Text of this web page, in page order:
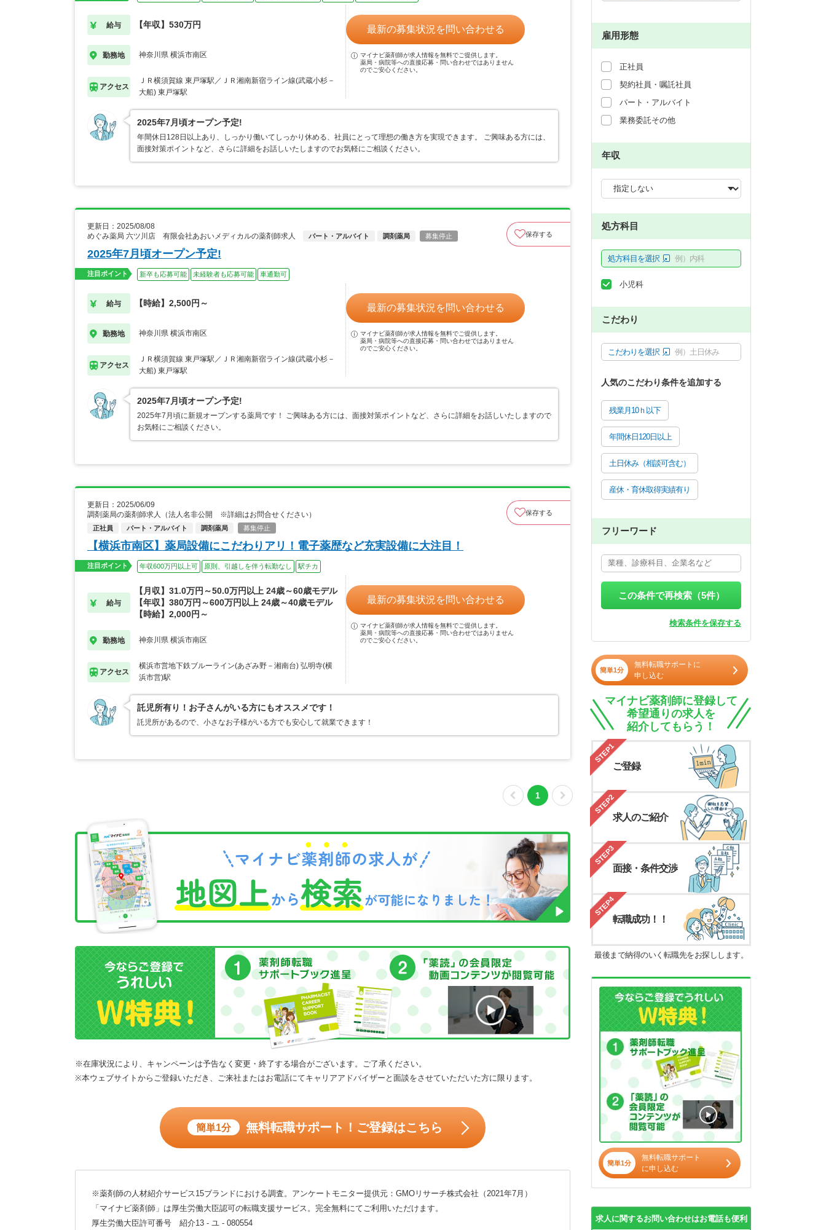
給与 【年収】530万円
勤務地 神奈川県 横浜市南区
アクセス
ＪＲ横須賀線 東戸塚駅／ＪＲ湘南新宿ライン線(武蔵小杉－
大船) 東戸塚駅
最新の募集状況を問い合わせる
マイナビ薬剤師が求人情報を無料でご提供します。
薬局・病院等への直接応募・問い合わせではありません
のでご安心ください。
2025年7月頃オープン予定!
年間休日128日以上あり、しっかり働いてしっかり休める、社員にとって理想の働き方を実現できます。 ご興味ある方には、
面接対策ポイントなど、さらに詳細をお話しいたしますのでお気軽にご相談ください。
更新日：2025/08/08
めぐみ薬局 六ツ川店 有限会社あおいメディカルの薬剤師求人
パート・アルバイト 調剤薬局 募集停止 保存する
2025年7月頃オープン予定!
注目ポイント 新卒も応募可能 未経験者も応募可能 車通勤可
給与 【時給】2,500円～
勤務地 神奈川県 横浜市南区
アクセス
ＪＲ横須賀線 東戸塚駅／ＪＲ湘南新宿ライン線(武蔵小杉－
大船) 東戸塚駅
最新の募集状況を問い合わせる
マイナビ薬剤師が求人情報を無料でご提供します。
薬局・病院等への直接応募・問い合わせではありません
のでご安心ください。
2025年7月頃オープン予定!
2025年7月頃に新規オープンする薬局です！ ご興味ある方には、面接対策ポイントなど、さらに詳細をお話しいたしますので
お気軽にご相談ください。
更新日：2025/06/09
調剤薬局の薬剤師求人（法人名非公開 ※詳細はお問合せください）
正社員 パート・アルバイト 調剤薬局 募集停止
保存する
【横浜市南区】薬局設備にこだわりアリ！電子薬歴など充実設備に大注目！
注目ポイント 年収600万円以上可 原則、引越しを伴う転勤なし 駅チカ
給与
【月収】31.0万円～50.0万円以上 24歳～60歳モデル
【年収】380万円～600万円以上 24歳～40歳モデル
【時給】2,000円～
勤務地 神奈川県 横浜市南区
アクセス
横浜市営地下鉄ブルーライン(あざみ野－湘南台) 弘明寺(横
浜市営)駅
最新の募集状況を問い合わせる
マイナビ薬剤師が求人情報を無料でご提供します。
薬局・病院等への直接応募・問い合わせではありません
のでご安心ください。
託児所有り！お子さんがいる方にもオススメです！
託児所があるので、小さなお子様がいる方でも安心して就業できます！
1
※在庫状況により、キャンペーンは予告なく変更・終了する場合がございます。ご了承ください。
※本ウェブサイトからご登録いただき、ご来社またはお電話にてキャリアアドバイザーと面談をさせていただいた方に限ります。
簡単1分 無料転職サポート！ご登録はこちら
※薬剤師の人材紹介サービス15ブランドにおける調査。アンケートモニター提供元：GMOリサーチ株式会社（2021年7月）
「マイナビ薬剤師」は厚生労働大臣認可の転職支援サービス。完全無料にてご利用いただけます。
厚生労働大臣許可番号 紹介13 - ユ - 080554
雇用形態
正社員
契約社員・嘱託社員
パート・アルバイト
業務委託その他
年収
処方科目
処方科目を選択 例）内科
小児科
こだわり
こだわりを選択 例）土日休み
人気のこだわり条件を追加する
残業月10ｈ以下
年間休日120日以上
土日休み（相談可含む）
産休・育休取得実績有り
フリーワード
この条件で再検索（5件）
検索条件を保存する
簡単1分
無料転職サポートに
申し込む
マイナビ薬剤師に登録して
希望通りの求人を
紹介してもらう！
STEP1
ご登録
STEP2
求人のご紹介
STEP3
面接・条件交渉
STEP4
転職成功！！
最後まで納得のいく転職先をお探しします。
簡単1分
無料転職サポート
に申し込む
求人に関するお問い合わせはお電話も便利